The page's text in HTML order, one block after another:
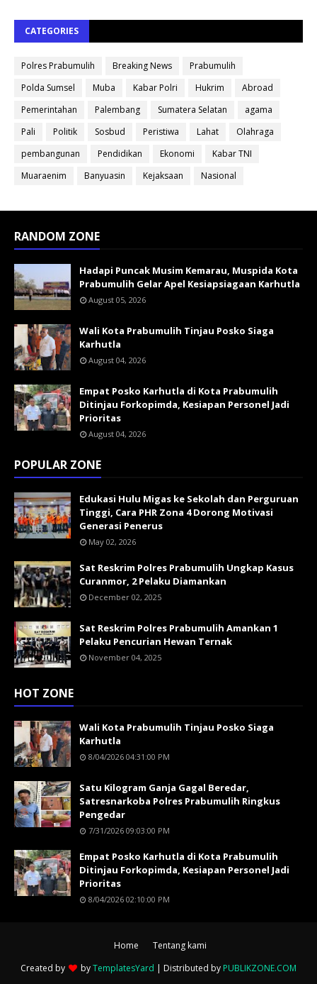
CATEGORIES
Polres Prabumulih Breaking News
Prabumulih
Polda Sumsel
Muba Kabar Polri Hukrim
Abroad
Pemerintahan
Palembang Sumatera Selatan
agama
Pali
Politik Sosbud Peristiwa Lahat
Olahraga
pembangunan
Pendidikan Ekonomi
Kabar TNI
Muaraenim
Banyuasin Kejaksaan Nasional
RANDOM ZONE
Hadapi Puncak Musim Kemarau, Muspida Kota
Prabumulih Gelar Apel Kesiapsiagaan Karhutla
August 05, 2026
Wali Kota Prabumulih Tinjau Posko Siaga
Karhutla
August 04, 2026
Empat Posko Karhutla di Kota Prabumulih
Ditinjau Forkopimda, Kesiapan Personel Jadi
Prioritas
August 04, 2026
POPULAR ZONE
Edukasi Hulu Migas ke Sekolah dan Perguruan
Tinggi, Cara PHR Zona 4 Dorong Motivasi
Generasi Penerus
May 02, 2026
Sat Reskrim Polres Prabumulih Ungkap Kasus
Curanmor, 2 Pelaku Diamankan
December 02, 2025
Sat Reskrim Polres Prabumulih Amankan 1
Pelaku Pencurian Hewan Ternak
November 04, 2025
HOT ZONE
Wali Kota Prabumulih Tinjau Posko Siaga
Karhutla
8/04/2026 04:31:00 PM
Satu Kilogram Ganja Gagal Beredar,
Satresnarkoba Polres Prabumulih Ringkus
Pengedar
7/31/2026 09:03:00 PM
Empat Posko Karhutla di Kota Prabumulih
Ditinjau Forkopimda, Kesiapan Personel Jadi
Prioritas
8/04/2026 02:10:00 PM
Home
Tentang kami
Created by
byTemplatesYard | Distributed by PUBLIKZONE.COM